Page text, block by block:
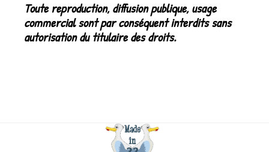
Toute reproduction, diffusion publique, usage
commercial sont par conséquent interdits sans
autorisation du titulaire des droits.